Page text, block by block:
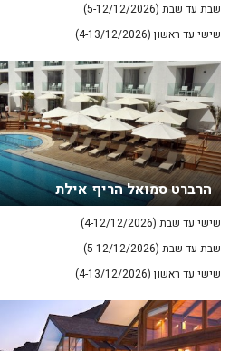
שבת עד שבת (5-12/12/2026)
שישי עד ראשון (4-13/12/2026)
הרברט סמואל הריף אילת
שישי עד שבת (4-12/12/2026)
שבת עד שבת (5-12/12/2026)
שישי עד ראשון (4-13/12/2026)